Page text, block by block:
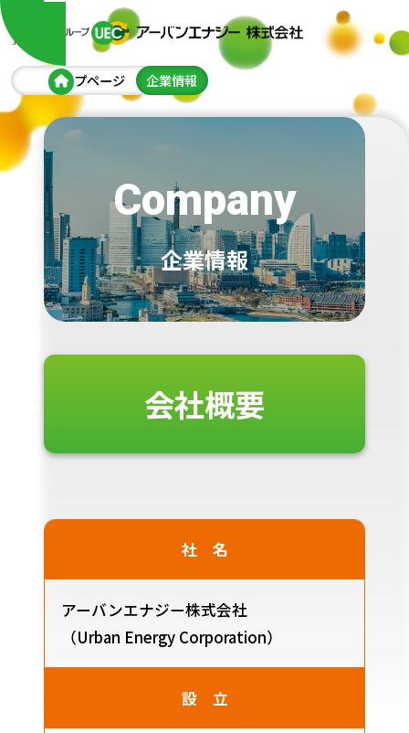
トップページ 企業情報
Company
企業情報
会社概要
社 名
アーバンエナジー株式会社
（Urban Energy Corporation）
設 立